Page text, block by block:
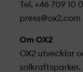
Tel. +46 709 10
press@ox2.com
Om OX2
OX2 utvecklar